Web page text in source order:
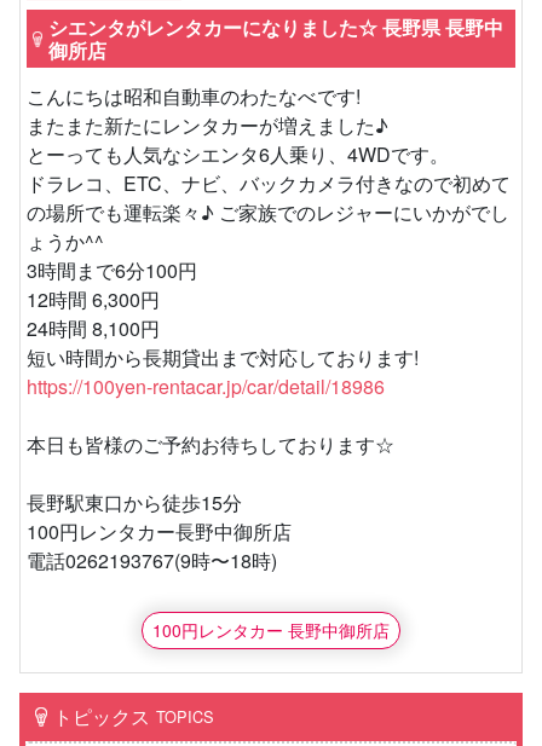
シエンタがレンタカーになりました☆ 長野県 長野中
御所店
こんにちは昭和自動車のわたなべです!
またまた新たにレンタカーが増えました♪
とーっても人気なシエンタ6人乗り、4WDです。
ドラレコ、ETC、ナビ、バックカメラ付きなので初めて
の場所でも運転楽々♪ ご家族でのレジャーにいかがでし
ょうか^^
3時間まで6分100円
12時間 6,300円
24時間 8,100円
短い時間から長期貸出まで対応しております!
https://100yen-rentacar.jp/car/detail/18986
本日も皆様のご予約お待ちしております☆
長野駅東口から徒歩15分
100円レンタカー長野中御所店
電話0262193767(9時〜18時)
100円レンタカー 長野中御所店
トピックス TOPICS